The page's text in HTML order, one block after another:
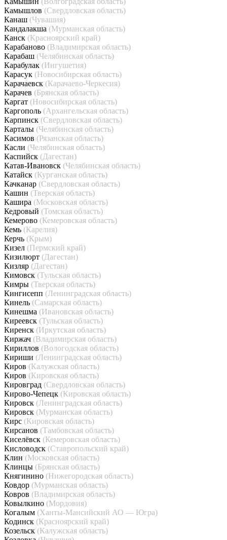
Камышлов (Свердловская область)
Канаш (Чувашия)
Кандалакша (Мурманская область)
Канск (Красноярский край)
Карабаново (Владимирская область)
Карабаш (Челябинская область)
Карабулак (Ингушетия)
Карасук (Новосибирская область)
Карачаевск (Карачаево-Черкесия)
Карачев (Брянская область)
Каргат (Новосибирская область)
Каргополь (Архангельская область)
Карпинск (Свердловская область)
Карталы (Челябинская область)
Касимов (Рязанская область)
Касли (Челябинская область)
Каспийск (Дагестан)
Катав-Ивановск (Челябинская область)
Катайск (Курганская область)
Качканар (Свердловская область)
Кашин (Тверская область)
Кашира (Московская область)
Кедровый (Томская область)
Кемерово (Кемеровская область)
Кемь (Карелия)
Керчь (Крым)
Кизел (Пермский край)
Кизилюрт (Дагестан)
Кизляр (Дагестан)
Кимовск (Тульская область)
Кимры (Тверская область)
Кингисепп (Ленинградская область)
Кинель (Самарская область)
Кинешма (Ивановская область)
Киреевск (Тульская область)
Киренск (Иркутская область)
Киржач (Владимирская область)
Кириллов (Вологодская область)
Кириши (Ленинградская область)
Киров (Калужская область)
Киров (Кировская область)
Кировград (Свердловская область)
Кирово-Чепецк (Кировская область)
Кировск (Ленинградская область)
Кировск (Мурманская область)
Кирс (Кировская область)
Кирсанов (Тамбовская область)
Киселёвск (Кемеровская область)
Кисловодск (Ставропольский край)
Клин (Московская область)
Клинцы (Брянская область)
Княгинино (Нижегородская область)
Ковдор (Мурманская область)
Ковров (Владимирская область)
Ковылкино (Мордовия)
Когалым (Ханты-Мансийский АО — Югра)
Кодинск (Красноярский край)
Козельск (Калужская область)